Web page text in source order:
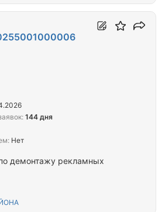
демонтажу рекламных
144 дня
Нет